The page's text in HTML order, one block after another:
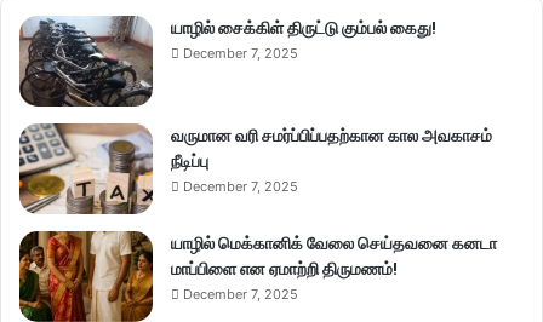
யாழில் சைக்கிள் திருட்டு கும்பல் கைது!
December 7, 2025
வருமான வரி சமர்ப்பிப்பதற்கான கால அவகாசம்
நீடிப்பு
December 7, 2025
யாழில் மெக்கானிக் வேலை செய்தவனை கனடா
மாப்பிளை என ஏமாற்றி திருமணம்!
December 7, 2025